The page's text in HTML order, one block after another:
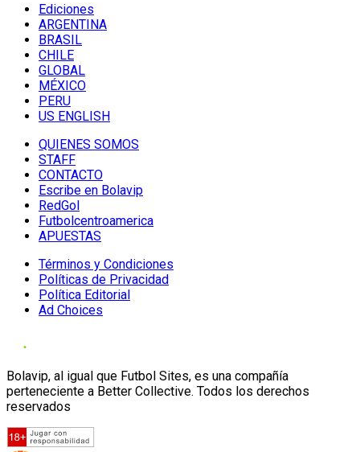
Ediciones
ARGENTINA
BRASIL
CHILE
GLOBAL
MÉXICO
PERU
US ENGLISH
QUIENES SOMOS
STAFF
CONTACTO
Escribe en Bolavip
RedGol
Futbolcentroamerica
APUESTAS
Términos y Condiciones
Políticas de Privacidad
Política Editorial
Ad Choices
Bolavip, al igual que Futbol Sites, es una compañía
perteneciente a Better Collective. Todos los derechos
reservados